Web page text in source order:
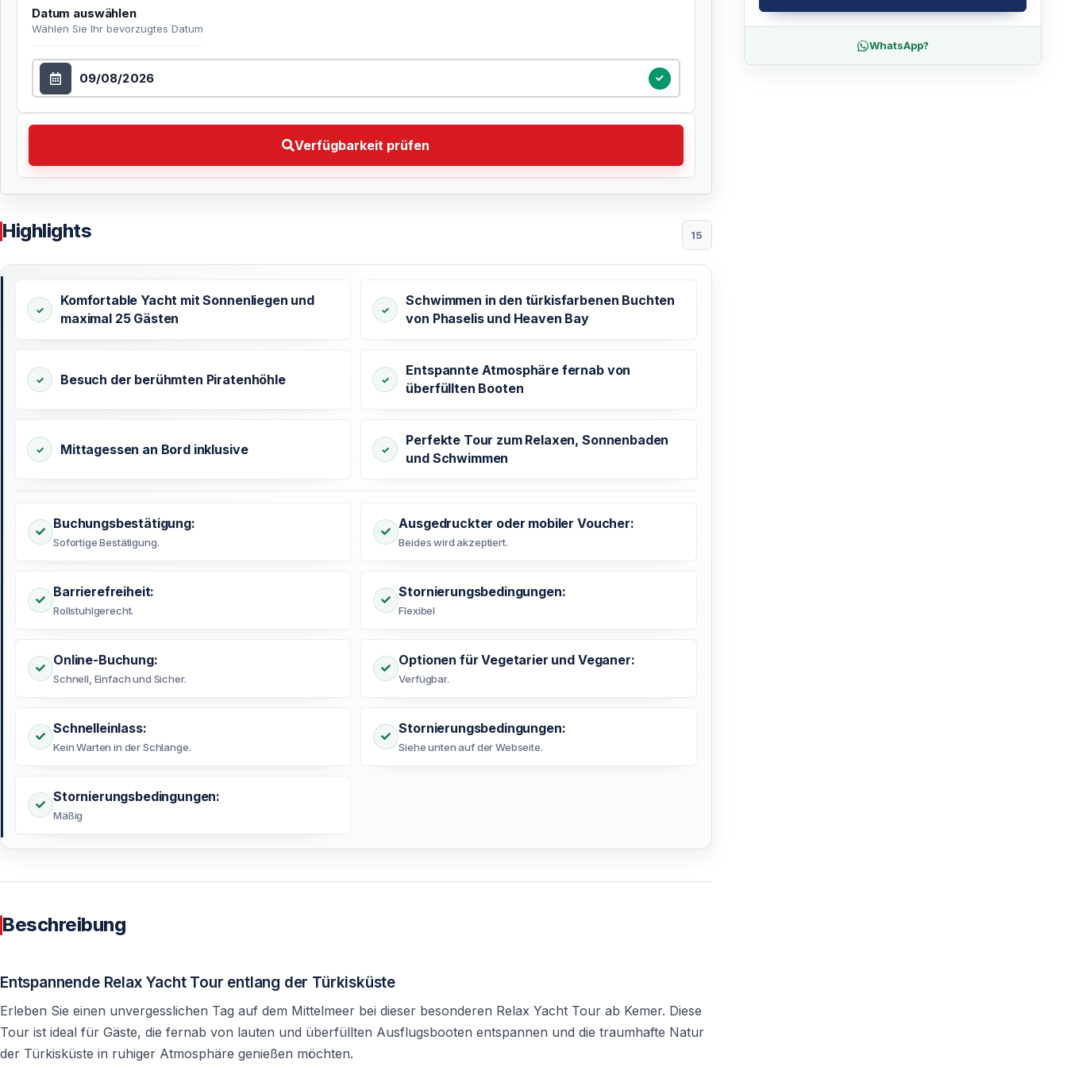
Datum auswählen
Wählen Sie Ihr bevorzugtes Datum
Datum auswählen
Verfügbarkeit prüfen
Verfügbarkeit prüfen Wählen Sie Ihr bevorzugtes Datum
Highlights 15
Komfortable Yacht mit Sonnenliegen und
maximal 25 Gästen
Schwimmen in den türkisfarbenen Buchten
von Phaselis und Heaven Bay
Besuch der berühmten Piratenhöhle
Entspannte Atmosphäre fernab von
überfüllten Booten
Mittagessen an Bord inklusive
Perfekte Tour zum Relaxen, Sonnenbaden
und Schwimmen
Buchungsbestätigung:
Sofortige Bestätigung.
Ausgedruckter oder mobiler Voucher:
Beides wird akzeptiert.
Barrierefreiheit:
Rollstuhlgerecht.
Stornierungsbedingungen:
Flexibel
Online-Buchung:
Schnell, Einfach und Sicher.
Optionen für Vegetarier und Veganer:
Verfügbar.
Schnelleinlass:
Kein Warten in der Schlange.
Stornierungsbedingungen:
Siehe unten auf der Webseite.
Stornierungsbedingungen:
Mäßig
Beschreibung
Entspannende Relax Yacht Tour entlang der Türkisküste
Erleben Sie einen unvergesslichen Tag auf dem Mittelmeer bei dieser besonderen Relax Yacht Tour ab Kemer. Diese
Tour ist ideal für Gäste, die fernab von lauten und überfüllten Ausflugsbooten entspannen und die traumhafte Natur
der Türkisküste in ruhiger Atmosphäre genießen möchten.
WhatsApp?